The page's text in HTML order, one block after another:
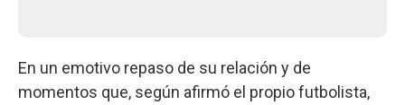
En un emotivo repaso de su relación y de
momentos que, según afirmó el propio futbolista,